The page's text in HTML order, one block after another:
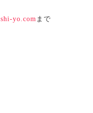
yo.com まで